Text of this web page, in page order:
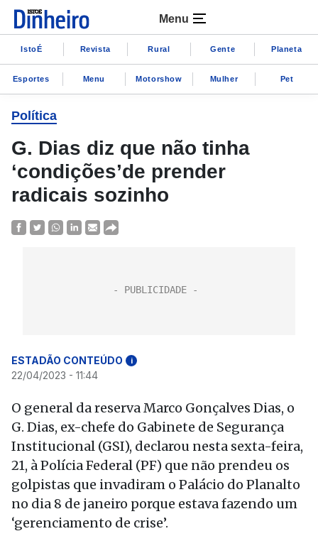
Menu
IstoÉ Revista Rural Gente Planeta
Esportes Menu Motorshow Mulher Pet
Política
G. Dias diz que não tinha
‘condições’de prender
radicais sozinho
ESTADÃO CONTEÚDO i
22/04/2023 - 11:44
O general da reserva Marco Gonçalves Dias, o
G. Dias, ex-chefe do Gabinete de Segurança
Institucional (GSI), declarou nesta sexta-feira,
21, à Polícia Federal (PF) que não prendeu os
golpistas que invadiram o Palácio do Planalto
no dia 8 de janeiro porque estava fazendo um
‘gerenciamento de crise’.